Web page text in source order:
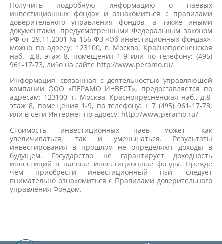
Получить подробную информацию о паевых
инвестиционных фондах и ознакомиться с правилами
доверительного управления фондов, а также иными
документами, предусмотренными Федеральным законом
РФ от 29.11.2001 № 156-ФЗ «Об инвестиционных фондах»,
можно по адресу: 123100, г. Москва, Краснопресненская
наб., д.8, этаж 8, помещения 1-9 или по телефону: (495)
961-17-73, либо на сайте http://www.peramo.ru/
Информация, связанная с деятельностью управляющей
компании ООО «ПЕРАМО ИНВЕСТ», предоставляется по
адресам: 123100, г. Москва, Краснопресненская наб., д.8,
этаж 8, помещения 1-9, по телефону: + 7 (495) 961-17-73,
или в сети Интернет по адресу: http://www.peramo.ru/
Стоимость инвестиционных паев может, как
увеличиваться, так и уменьшаться. Результаты
инвестирования в прошлом не определяют доходы в
будущем. Государство не гарантирует доходность
инвестиций в паевые инвестиционные фонды. Прежде
чем приобрести инвестиционный пай, следует
внимательно ознакомиться с Правилами доверительного
управления Фондом.